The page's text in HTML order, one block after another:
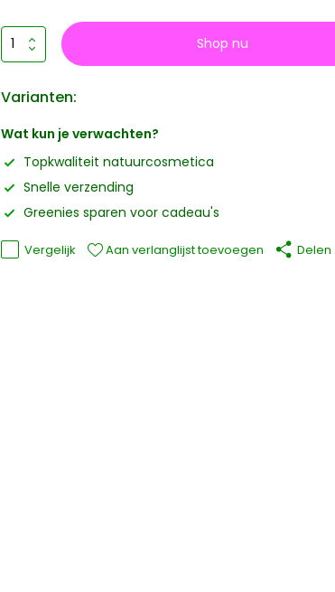
Shop nu
Varianten:
Wat kun je verwachten?
Topkwaliteit natuurcosmetica
Snelle verzending
Greenies sparen voor cadeau's
Vergelijk Aan verlanglijst toevoegen Delen